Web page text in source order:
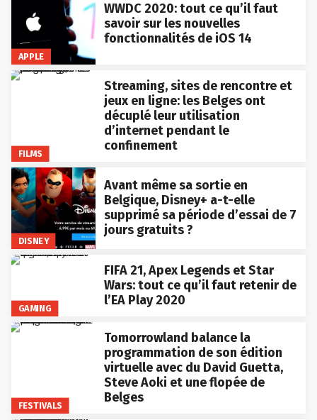
APPLE
WWDC 2020: tout ce qu’il faut
savoir sur les nouvelles
fonctionnalités de iOS 14
FILMS
Streaming, sites de rencontre et
jeux en ligne: les Belges ont
décuplé leur utilisation
d’internet pendant le
confinement
DISNEY
Avant même sa sortie en
Belgique, Disney+ a-t-elle
supprimé sa période d’essai de 7
jours gratuits ?
GAMING
FIFA 21, Apex Legends et Star
Wars: tout ce qu’il faut retenir de
l’EA Play 2020
FESTIVALS
Tomorrowland balance la
programmation de son édition
virtuelle avec du David Guetta,
Steve Aoki et une flopée de
Belges